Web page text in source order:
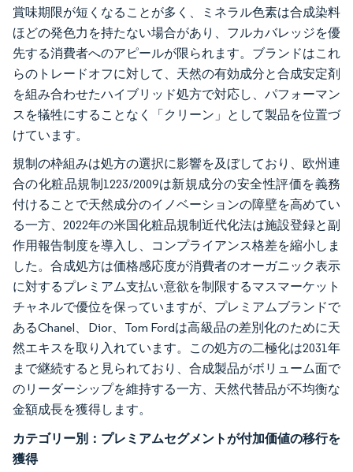
賞味期限が短くなることが多く、ミネラル色素は合成染料
ほどの発色力を持たない場合があり、フルカバレッジを優
先する消費者へのアピールが限られます。ブランドはこれ
らのトレードオフに対して、天然の有効成分と合成安定剤
を組み合わせたハイブリッド処方で対応し、パフォーマン
スを犠牲にすることなく「クリーン」として製品を位置づ
けています。
規制の枠組みは処方の選択に影響を及ぼしており、欧州連
合の化粧品規制1223/2009は新規成分の安全性評価を義務
付けることで天然成分のイノベーションの障壁を高めてい
る一方、2022年の米国化粧品規制近代化法は施設登録と副
作用報告制度を導入し、コンプライアンス格差を縮小しま
した。合成処方は価格感応度が消費者のオーガニック表示
に対するプレミアム支払い意欲を制限するマスマーケット
チャネルで優位を保っていますが、プレミアムブランドで
あるChanel、Dior、Tom Fordは高級品の差別化のために天
然エキスを取り入れています。この処方の二極化は2031年
まで継続すると見られており、合成製品がボリューム面で
のリーダーシップを維持する一方、天然代替品が不均衡な
金額成長を獲得します。
カテゴリー別：プレミアムセグメントが付加価値の移行を
獲得